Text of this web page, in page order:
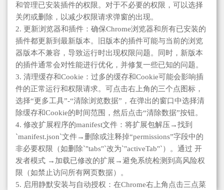
和管理已安装插件的权限。对于不必要的权限，可以选择
关闭或删除，以减少权限请求弹窗的出现。
2. 更新浏览器和插件：确保Chrome浏览器和所有已安装的
插件都更新到最新版本。旧版本的插件可能与当前的浏览
器版本不兼容，导致运行时出现权限问题。同时，新版本
的插件通常会对性能进行优化，并修复一些已知的问题。
3. 清理缓存和Cookie：过多的缓存和Cookie可能会影响插
件的正常运行和权限请求。可点击右上角的三个点图标，
选择“更多工具”-“清除浏览数据”，在弹出的窗口中选择清
除缓存和Cookie的时间范围，然后点击“清除数据”按钮。
4. 修改扩展程序的manifest文件：将扩展包解压→找到
`manifest.json`文件→删除或注释掉“permissions”字段中的
非必要权限（如删除`"tabs"`改为`"activeTab"`）。通过 开
发者模式 →加载已修改的扩展→避免系统检测到高风险权
限（如禁止访问所有网页数据）。
5. 启用静默安装与自动授权：在Chrome右上角点击三点菜